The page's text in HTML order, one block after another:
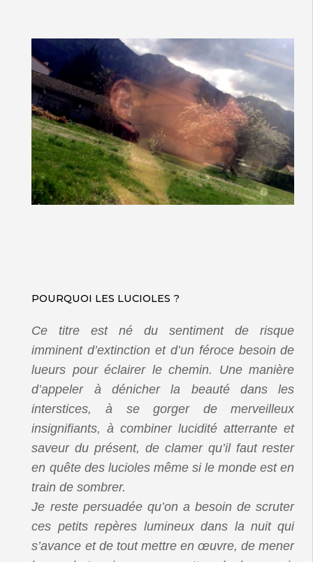
POURQUOI LES LUCIOLES ?
Ce titre est né du sentiment de risque
imminent d’extinction et d’un féroce besoin de
lueurs pour éclairer le chemin. Une manière
d’appeler à dénicher la beauté dans les
interstices, à se gorger de merveilleux
insignifiants, à combiner lucidité atterrante et
saveur du présent, de clamer qu’il faut rester
en quête des lucioles même si le monde est en
train de sombrer.
Je reste persuadée qu’on a besoin de scruter
ces petits repères lumineux dans la nuit qui
s’avance et de tout mettre en œuvre, de mener